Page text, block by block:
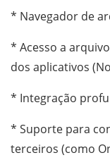
* Navegador de
* Acesso a
dos aplicativos
* Integração
* Suporte para
terceiros (como